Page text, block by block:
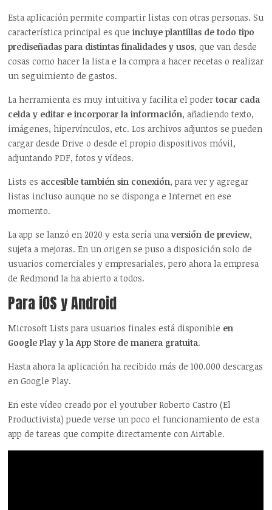
Esta aplicación permite compartir listas con otras personas. Su
característica principal es queincluye plantillas de todo tipo
prediseñadas para distintas finalidades y usos, que van desde
cosas como hacer la lista e la compra a hacer recetas o realizar
un seguimiento de gastos.
La herramienta es muy intuitiva y facilita el podertocar cada
celda y editar e incorporar la información, añadiendo texto,
imágenes, hipervínculos, etc. Los archivos adjuntos se pueden
cargar desde Drive o desde el propio dispositivos móvil,
adjuntando PDF, fotos y vídeos.
Lists es accesible también sin conexión, para ver y agregar
listas incluso aunque no se disponga e Internet en ese
momento.
La app se lanzó en 2020 y esta sería unaversión de preview,
sujeta a mejoras. En un origen se puso a disposición solo de
usuarios comerciales y empresariales, pero ahora la empresa
de Redmond la ha abierto a todos.
Para iOS y Android
Microsoft Lists para usuarios finales está disponible en
Google Play y la App Store de manera gratuita.
Hasta ahora la aplicación ha recibido más de 100.000 descargas
en Google Play.
En este vídeo creado por el youtuber Roberto Castro (El
Productivista) puede verse un poco el funcionamiento de esta
app de tareas que compite directamente con Airtable.